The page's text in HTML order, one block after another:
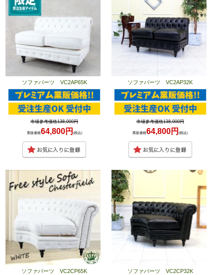
ソファパーツ VC2AP65K
市場参考価格138,000円
業販価格64,800円 (税込)
ソファパーツ VC2AP32K
市場参考価格138,000円
業販価格64,800円(税込)
ソファパーツ VC2CP65K ソファパーツ VC2CP32K